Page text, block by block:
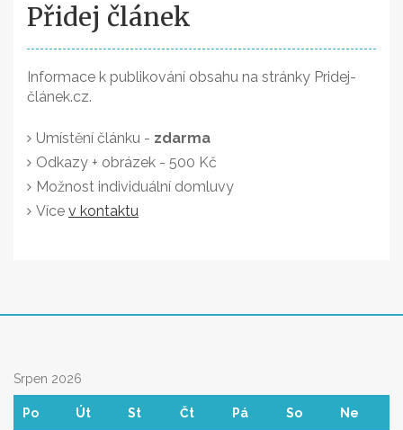
Přidej článek
Informace k publikování obsahu na stránky Pridej-
článek.cz.
Umístění článku - zdarma
Odkazy + obrázek - 500 Kč
Možnost individuální domluvy
Více v kontaktu
Srpen 2026
Po Út St Čt Pá So Ne